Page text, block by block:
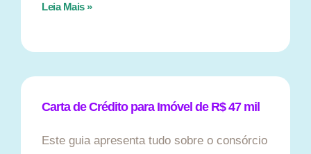
Leia Mais »
Carta de Crédito para Imóvel de R$ 47 mil
Este guia apresenta tudo sobre o consórcio